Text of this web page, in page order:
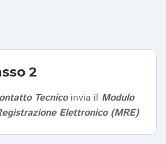
2
Tecnicoinvia il Modulo
Elettronico (MRE)